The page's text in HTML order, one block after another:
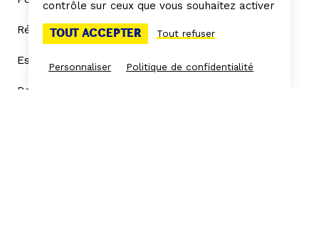
Résidences
Espace Frichistes
Recrutement
contrôle sur ceux que vous souhaitez activer
TOUT ACCEPTER Tout refuser
Personnaliser Politique de confidentialité